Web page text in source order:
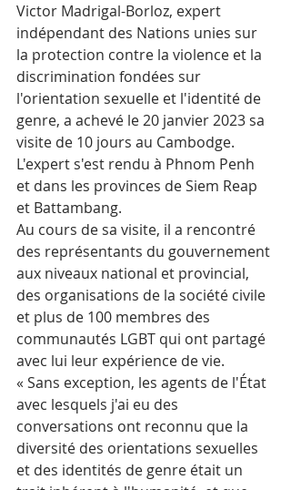
Victor Madrigal-Borloz, expert
indépendant des Nations unies sur
la protection contre la violence et la
discrimination fondées sur
l'orientation sexuelle et l'identité de
genre, a achevé le 20 janvier 2023 sa
visite de 10 jours au Cambodge.
L'expert s'est rendu à Phnom Penh
et dans les provinces de Siem Reap
et Battambang.
Au cours de sa visite, il a rencontré
des représentants du gouvernement
aux niveaux national et provincial,
des organisations de la société civile
et plus de 100 membres des
communautés LGBT qui ont partagé
avec lui leur expérience de vie.
« Sans exception, les agents de l'État
avec lesquels j'ai eu des
conversations ont reconnu que la
diversité des orientations sexuelles
et des identités de genre était un